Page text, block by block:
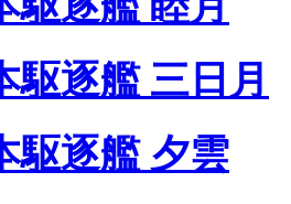
駆逐艦 三日月
駆逐艦 夕雲